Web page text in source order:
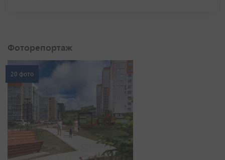
Фоторепортаж
20 фото